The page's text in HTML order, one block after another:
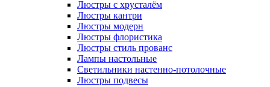
Люстры с хрусталём
Люстры кантри
Люстры модерн
Люстры флористика
Люстры стиль прованс
Лампы настольные
Светильники настенно-потолочные
Люстры подвесы